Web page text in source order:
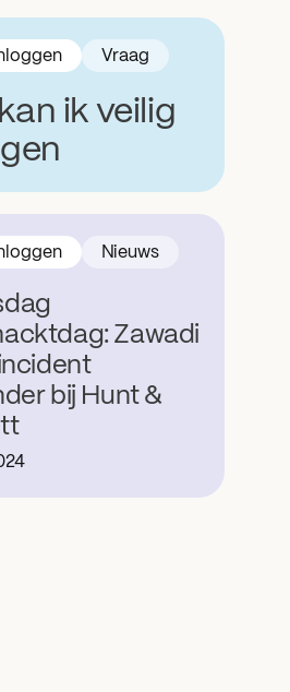
ik veilig
Vraag
Zawadi
bij Hunt &
Nieuws